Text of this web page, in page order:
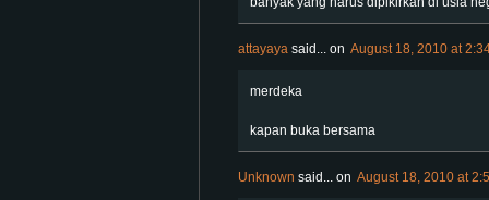
attayaya said... on August 18, 2010 at
merdeka
kapan buka bersama
Unknown said... on August 18, 2010 at